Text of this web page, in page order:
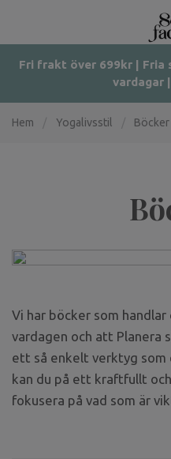
Fri frakt över 699kr | Fria
vardagar
Hem Yogalivsstil Böcker
Vi har böcker som
vardagen och att Planera
ett så enkelt verktyg som
kan du på ett kraftfullt
fokusera på vad som är